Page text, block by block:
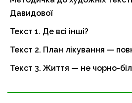
Давидової
Текст 1. Де всі інші?
Текст 2. План лікування —
Текст 3. Життя — не чорно-